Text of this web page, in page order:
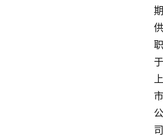
期
供
职
于
上
市
公
司